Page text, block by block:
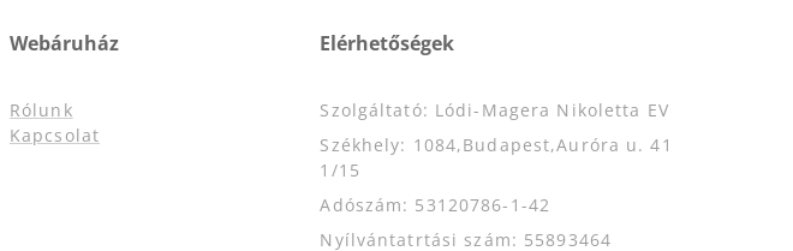
Webáruház
Rólunk
Kapcsolat
Elérhetőségek
Szolgáltató: Lódi-Magera Nikoletta EV
Székhely: 1084,Budapest,Auróra u. 41
1/15
Adószám: 53120786-1-42
Nyílvántatrtási szám: 55893464